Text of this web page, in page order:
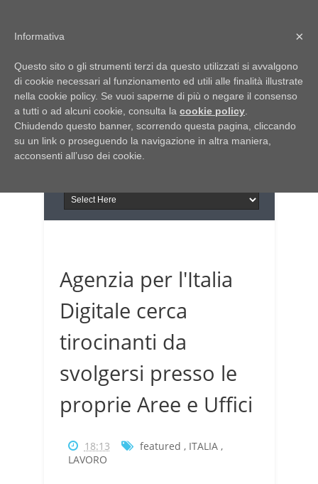
Italia Notizie
Giornale di Basilicata
Giornale di Puglia
INFORMAPUGLIA
Il portale n.1 del lavoro
in Puglia
Agenzia per l'Italia
Digitale cerca
tirocinanti da
svolgersi presso le
proprie Aree e Uffici
18:13 featured , ITALIA,
LAVORO
×
Informativa
Questo sito o gli strumenti terzi da questo utilizzati si avvalgono
di cookie necessari al funzionamento ed utili alle finalità illustrate
nella cookie policy. Se vuoi saperne di più o negare il consenso
a tutti o ad alcuni cookie, consulta la cookie policy
Chiudendo questo banner, scorrendo questa pagina, cliccando
su un link o proseguendo la navigazione in altra maniera,
acconsenti all’uso dei cookie.